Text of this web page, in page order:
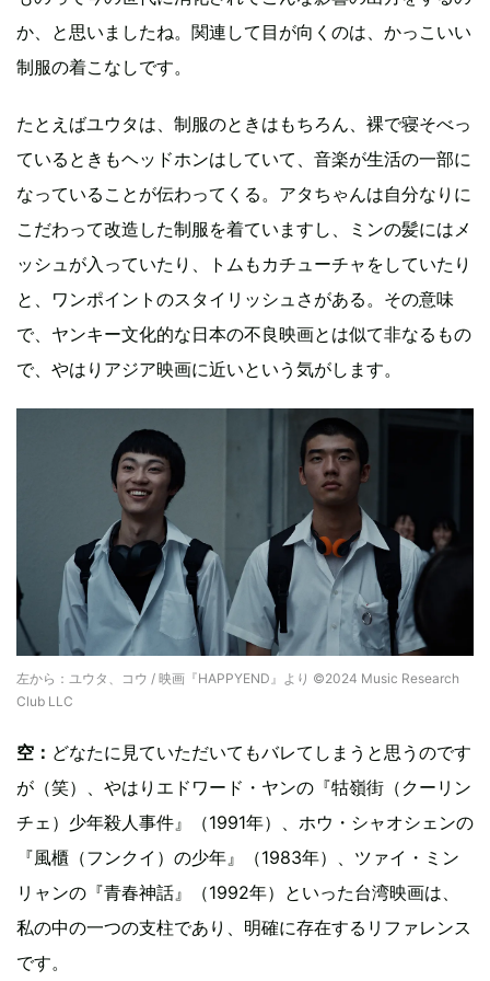
か、と思いましたね。関連して目が向くのは、かっこいい
制服の着こなしです。
たとえばユウタは、制服のときはもちろん、裸で寝そべっ
ているときもヘッドホンはしていて、音楽が生活の一部に
なっていることが伝わってくる。アタちゃんは自分なりに
こだわって改造した制服を着ていますし、ミンの髪にはメ
ッシュが入っていたり、トムもカチューチャをしていたり
と、ワンポイントのスタイリッシュさがある。その意味
で、ヤンキー文化的な日本の不良映画とは似て非なるもの
で、やはりアジア映画に近いという気がします。
左から：ユウタ、コウ / 映画『HAPPYEND』より ©2024 Music Research
Club LLC
空： どなたに見ていただいてもバレてしまうと思うのです
が（笑）、やはりエドワード・ヤンの『牯嶺街（クーリン
チェ）少年殺人事件』（1991年）、ホウ・シャオシェンの
『風櫃（フンクイ）の少年』（1983年）、ツァイ・ミン
リャンの『青春神話』（1992年）といった台湾映画は、
私の中の一つの支柱であり、明確に存在するリファレンス
です。